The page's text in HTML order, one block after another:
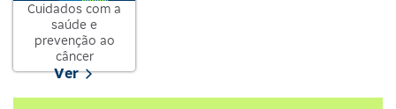
Cuidados com a
saúde e
prevenção ao
câncer
Ver